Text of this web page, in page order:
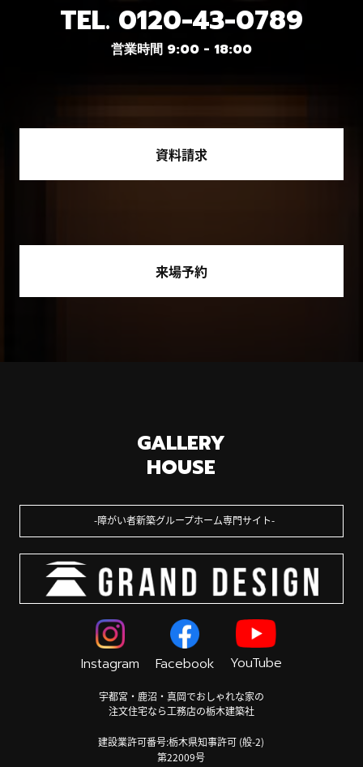
TEL. 0120-43-0789
営業時間 9:00 - 18:00
資料請求
来場予約
GALLERY
HOUSE
障がい者新築グループホーム専門サイト
Instagram Facebook YouTube
宇都宮・鹿沼・真岡でおしゃれな家の
注文住宅なら工務店の栃木建築社
建設業許可番号:栃木県知事許可 (般-2)
第22009号